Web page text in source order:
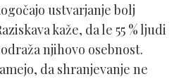
ustvarjanje bolj
kaže, da le 55 % ljudi
njihovo osebnost.
da shranjevanje ne